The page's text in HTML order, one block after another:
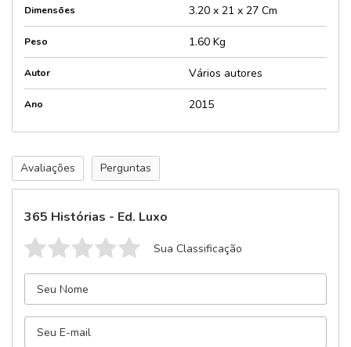
Dimensões 3.20 x 21 x 27 Cm
Peso 1.60 Kg
Autor Vários autores
Ano 2015
Avaliações Perguntas
365 Histórias - Ed. Luxo
Sua Classificação